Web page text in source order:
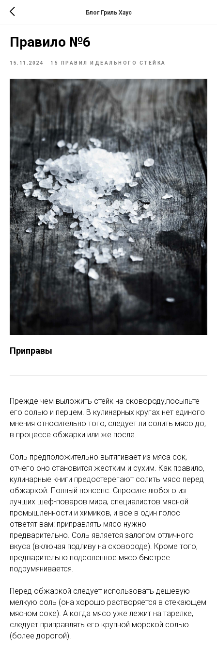
Блог Гриль Хаус
Правило №6
15.11.2024 15 ПРАВИЛ ИДЕАЛЬНОГО СТЕЙКА
Приправы
Прежде чем выложить стейк на сковороду,посыпьте
его солью и перцем. В кулинарных кругах нет единого
мнения относительно того, следует ли солить мясо до,
в процессе обжарки или же после.
Соль предположительно вытягивает из мяса сок,
отчего оно становится жестким и сухим. Как правило,
кулинарные книги предостерегают солить мясо перед
обжаркой. Полный нонсенс. Спросите любого из
лучших шеф-поваров мира, специалистов мясной
промышленности и химиков, и все в один голос
ответят вам: приправлять мясо нужно
предварительно. Соль является залогом отличного
вкуса (включая подливу на сковороде). Кроме того,
предварительно подсоленное мясо быстрее
подрумянивается.
Перед обжаркой следует использовать дешевую
мелкую соль (она хорошо растворяется в стекающем
мясном соке). А когда мясо уже лежит на тарелке,
следует приправлять его крупной морской солью
(более дорогой).